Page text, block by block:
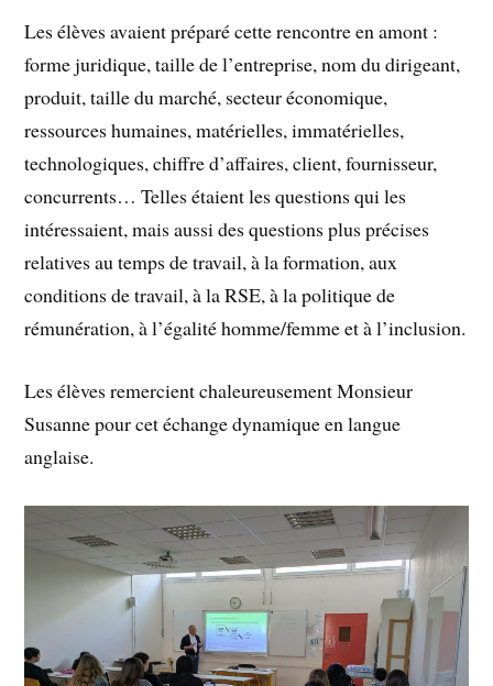
Les élèves avaient préparé cette rencontre en amont :
forme juridique, taille de l’entreprise, nom du dirigeant,
produit, taille du marché, secteur économique,
ressources humaines, matérielles, immatérielles,
technologiques, chiffre d’affaires, client, fournisseur,
concurrents… Telles étaient les questions qui les
intéressaient, mais aussi des questions plus précises
relatives au temps de travail, à la formation, aux
conditions de travail, à la RSE, à la politique de
rémunération, à l’égalité homme/femme et à l’inclusion.
Les élèves remercient chaleureusement Monsieur
Susanne pour cet échange dynamique en langue
anglaise.